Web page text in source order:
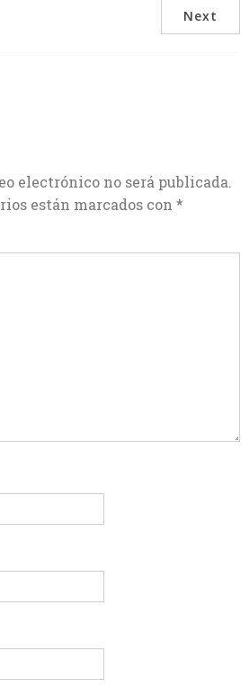
Next
electrónico no será publicada.
están marcados con *